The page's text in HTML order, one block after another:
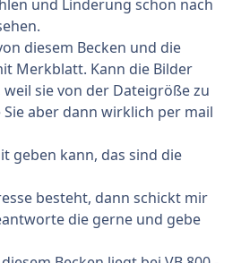
und Linderung schon nach
diesem Becken und die
Merkblatt. Kann die Bilder
sie von der Dateigröße zu
aber dann wirklich per mail
geben kann, das sind die
besteht, dann schickt mir
die gerne und gebe